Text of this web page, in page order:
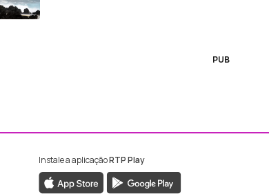
PUB
RTP Madeira
da RTP Madeira
Instale a aplicaçãoRTP Play